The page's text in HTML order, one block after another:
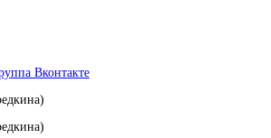
Вконтакте